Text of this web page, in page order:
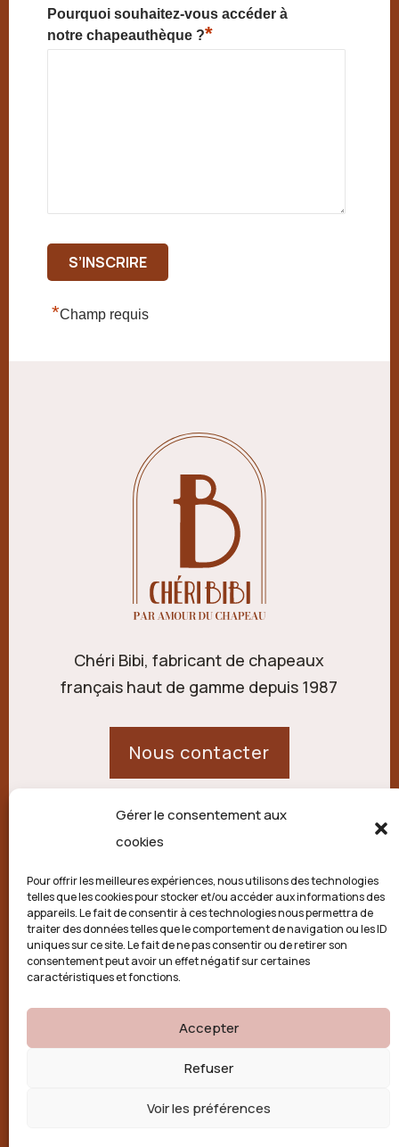
Gérer le consentement aux
cookies
Pour offrir les meilleures expériences, nous utilisons des technologies
telles que les cookies pour stocker et/ou accéder aux informations des
appareils. Le fait de consentir à ces technologies nous permettra de
traiter des données telles que le comportement de navigation ou les ID
uniques sur ce site. Le fait de ne pas consentir ou de retirer son
consentement peut avoir un effet négatif sur certaines
caractéristiques et fonctions.
Accepter
Refuser
Voir les préférences
Pourquoi souhaitez-vous accéder à
notre chapeauthèque ?*
*Champ requis
Chéri Bibi, fabricant de chapeaux
français haut de gamme depuis 1987
Nous contacter
21 route de Palisse,
Politique de confidentialité
Conditions générales